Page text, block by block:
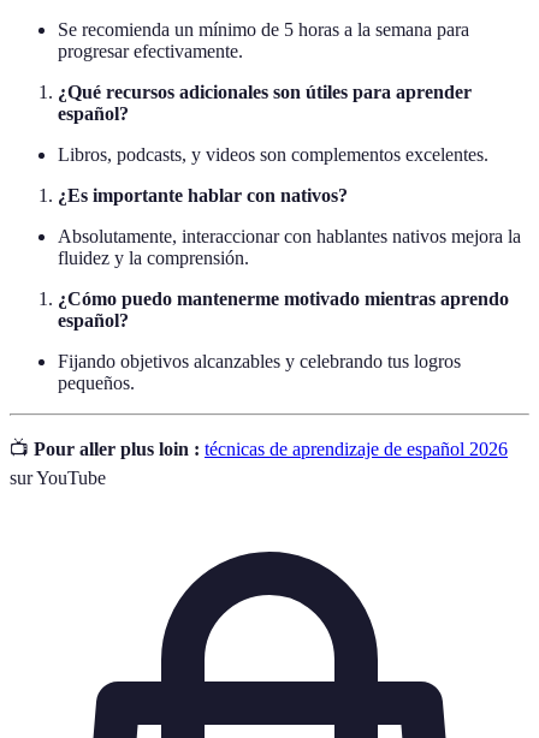
Se recomienda un mínimo de 5 horas a la semana para
progresar efectivamente.
¿Qué recursos adicionales son útiles para aprender
español?
Libros, podcasts, y videos son complementos excelentes.
¿Es importante hablar con nativos?
Absolutamente, interaccionar con hablantes nativos mejora la
fluidez y la comprensión.
¿Cómo puedo mantenerme motivado mientras aprendo
español?
Fijando objetivos alcanzables y celebrando tus logros
pequeños.
📺 Pour aller plus loin : técnicas de aprendizaje de español 2026
sur YouTube